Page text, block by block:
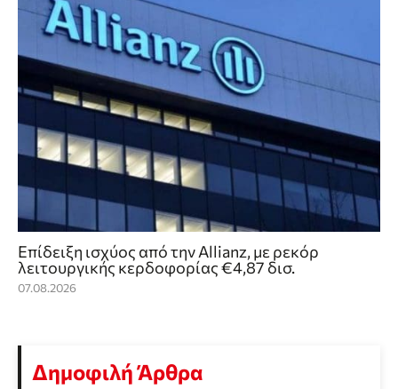
Επίδειξη ισχύος από την Allianz, με ρεκόρ
λειτουργικής κερδοφορίας €4,87 δισ.
07.08.2026
Δημοφιλή Άρθρα